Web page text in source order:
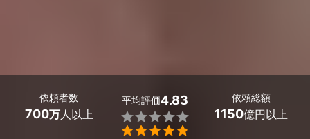
依頼者数
700万人以上
平均評価4.83


依頼総額
1150億円以上